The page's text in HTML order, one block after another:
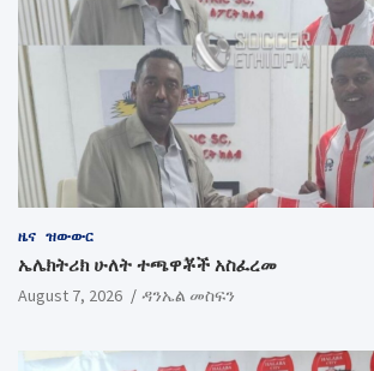
ዜና ዝውውር
ኤሌክትሪክ ሁለት ተጫዋቾች አስፈረመ
August 7, 2026 ዳንኤል መስፍን